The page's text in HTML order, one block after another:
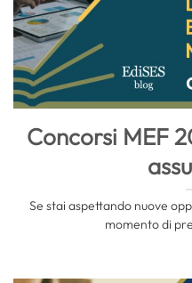
Concorsi MEF
Se stai aspettando nuove
momento di